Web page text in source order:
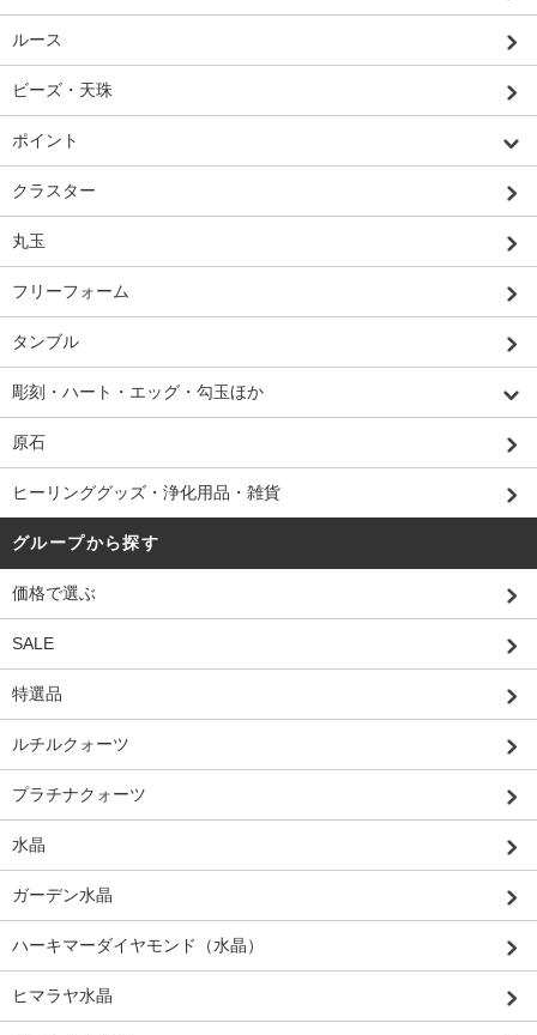
ルース
ビーズ・天珠
ポイント
クラスター
丸玉
フリーフォーム
タンブル
彫刻・ハート・エッグ・勾玉ほか
原石
ヒーリンググッズ・浄化用品・雑貨
グループから探す
価格で選ぶ
SALE
特選品
ルチルクォーツ
プラチナクォーツ
水晶
ガーデン水晶
ハーキマーダイヤモンド（水晶）
ヒマラヤ水晶